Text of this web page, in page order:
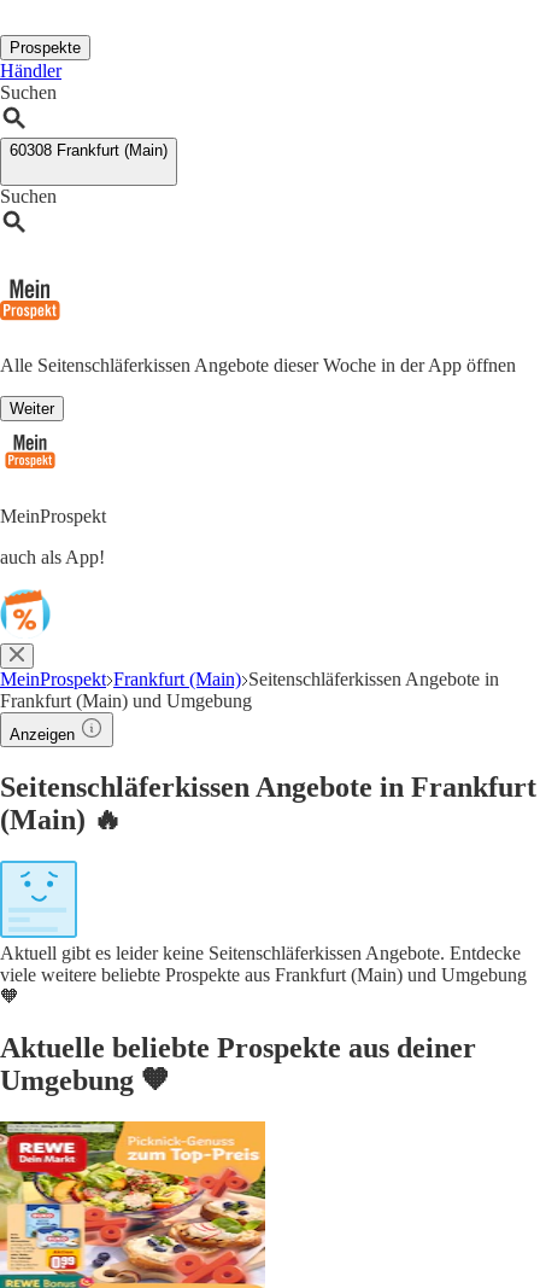
Prospekte
Händler
Suchen
60308 Frankfurt (Main)
Suchen
Alle Seitenschläferkissen Angebote dieser Woche in der App öffnen
Weiter
MeinProspekt
auch als App!
MeinProspekt Frankfurt (Main) Seitenschläferkissen Angebote in
Frankfurt (Main) und Umgebung
Anzeigen
Seitenschläferkissen Angebote in Frankfurt
(Main) 🔥
Aktuell gibt es leider keine Seitenschläferkissen Angebote. Entdecke
viele weitere beliebte Prospekte aus Frankfurt (Main) und Umgebung
🧡
Aktuelle beliebte Prospekte aus deiner
Umgebung 🧡